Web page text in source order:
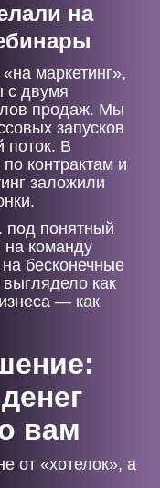
на
маркетинг»,
с двумя
продаж. Мы
запусков
поток. В
контрактам и
заложили
под понятный
команду
бесконечные
как
— как
вам
от «хотелок», а